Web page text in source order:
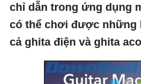
chỉ dẫn trong ứng dụng
có thể chơi được những
cả ghita điện và ghita